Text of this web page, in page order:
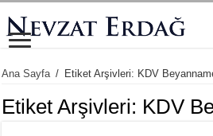
Ana Sayfa / Etiket Arşivleri: KDV
Etiket Arşivleri: KDV